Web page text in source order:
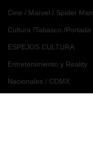
Cine / Marvel / Spider Man
Cultura /Tabasco /Portada
ESPEJOS CULTURA
Entretenimiento y Reality
Nacionales / CDMX